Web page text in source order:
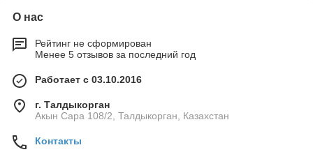
О нас
Рейтинг не сформирован
Менее 5 отзывов за последний год
Работает с 03.10.2016
г. Талдыкорган
Акын Сара 108/2, Талдыкорган, Казахстан
Контакты